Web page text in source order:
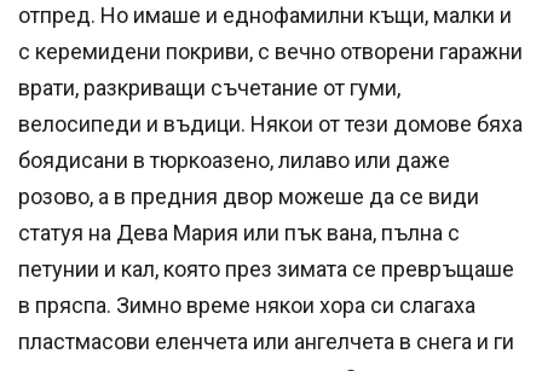
отпред. Но имаше и еднофамилни къщи, малки и
с керемидени покриви, с вечно отворени гаражни
врати, разкриващи съчетание от гуми,
велосипеди и въдици. Някои от тези домове бяха
боядисани в тюркоазено, лилаво или даже
розово, а в предния двор можеше да се види
статуя на Дева Мария или пък вана, пълна с
петунии и кал, която през зимата се превръщаше
в пряспа. Зимно време някои хора си слагаха
пластмасови еленчета или ангелчета в снега и ги